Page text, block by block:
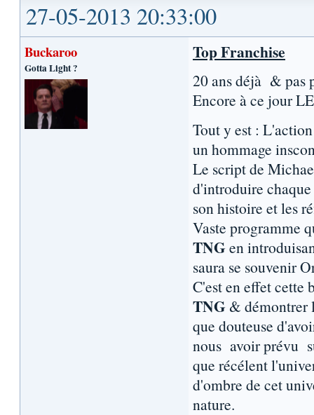
27-05-2013 20:33:00
Buckaroo
Gotta Light ?
Top Franchise
20 ans déjà & pas
Encore à ce jour
Tout y est :
un hommage
Le script de
d'introduire
son histoire et les
Vaste programme
TNGen
saura se souvenir
C'est en effet
TNG & démontrer
que douteuse
nous avoir prévu
que récélent
d'ombre de cet
nature.